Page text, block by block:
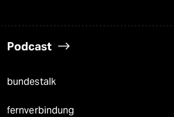
Podcast
bundestalk
fernverbindung